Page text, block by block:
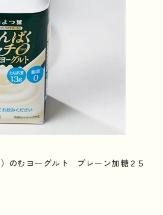
のむヨーグルト プレーン加糖２５